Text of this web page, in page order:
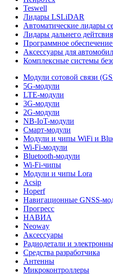
Teswell
Лидары LSLiDAR
Автоматические лидары
Лидары дальнего дейтсвия
Программное
Аксессуары для
Комплексные системы
Модули сотовой связи
5G-модули
LTE-модули
3G-модули
2G-модули
NB-IoT-модули
Смарт-модули
Модули и чипы WiFi и
Wi-Fi-модули
Bluetooth-модули
Wi-Fi-чипы
Модули и чипы Lora
Acsip
Hoperf
Навигационные GNSS-
Прогресс
НАВИА
Neoway
Аксессуары
Радиодетали и
Средства разработчика
Антенны
Микроконтроллеры